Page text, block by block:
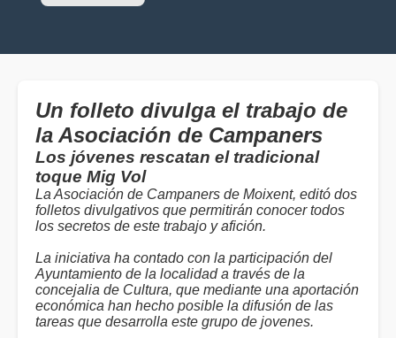
Un folleto divulga el trabajo de
la Asociación de Campaners
Los jóvenes rescatan el tradicional
toque Mig Vol
La Asociación de Campaners de Moixent, editó dos
folletos divulgativos que permitirán conocer todos
los secretos de este trabajo y afición.
La iniciativa ha contado con la participación del
Ayuntamiento de la localidad a través de la
concejalia de Cultura, que mediante una aportación
económica han hecho posible la difusión de las
tareas que desarrolla este grupo de jovenes.